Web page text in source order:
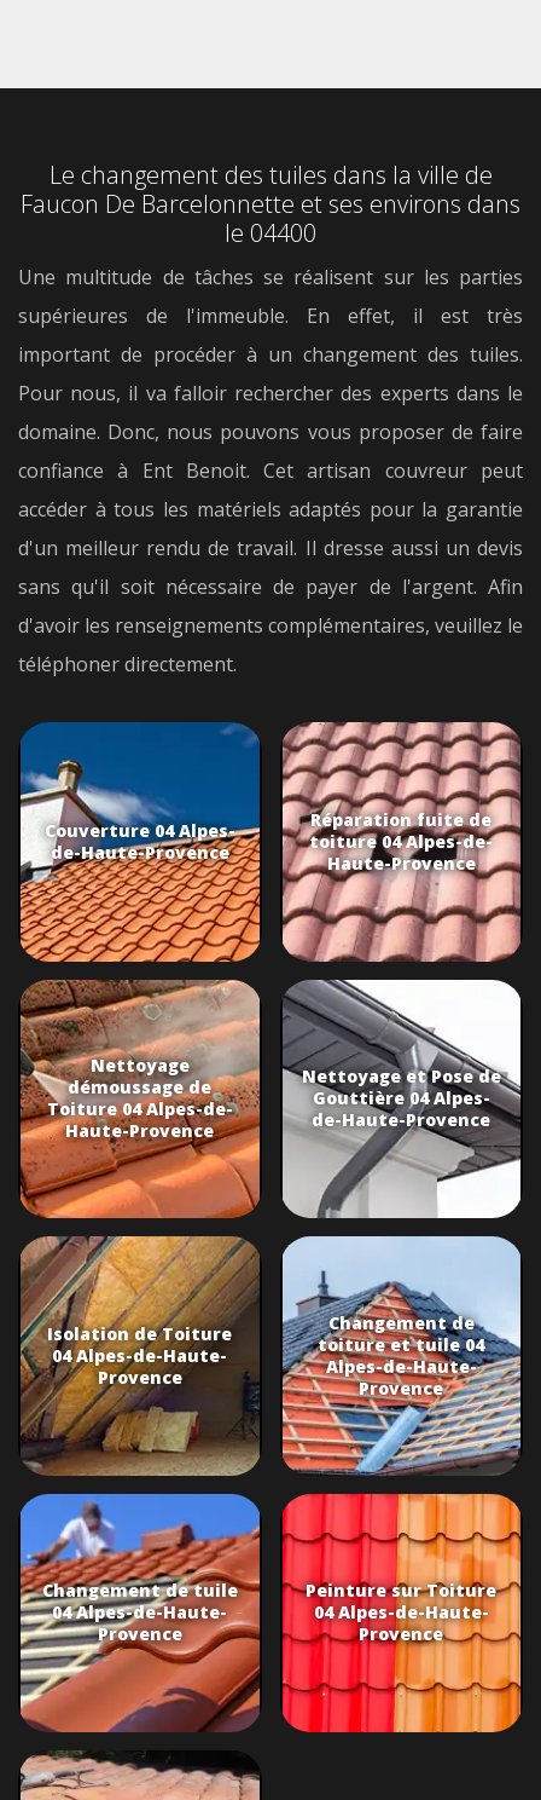
Le changement des tuiles dans la ville de
Faucon De Barcelonnette et ses environs dans
le 04400
Une multitude de tâches se réalisent sur les parties
supérieures de l'immeuble. En effet, il est très
important de procéder à un changement des tuiles.
Pour nous, il va falloir rechercher des experts dans le
domaine. Donc, nous pouvons vous proposer de faire
confiance à Ent Benoit. Cet artisan couvreur peut
accéder à tous les matériels adaptés pour la garantie
d'un meilleur rendu de travail. Il dresse aussi un devis
sans qu'il soit nécessaire de payer de l'argent. Afin
d'avoir les renseignements complémentaires, veuillez le
téléphoner directement.
Couverture 04 Alpes-
de-Haute-Provence
Réparation fuite de
toiture 04 Alpes-de-
Haute-Provence
Nettoyage
démoussage de
Toiture 04 Alpes-de-
Haute-Provence
Nettoyage et Pose de
Gouttière 04 Alpes-
de-Haute-Provence
Isolation de Toiture
04 Alpes-de-Haute-
Provence
Changement de
toiture et tuile 04
Alpes-de-Haute-
Provence
Changement de tuile
04 Alpes-de-Haute-
Provence
Peinture sur Toiture
04 Alpes-de-Haute-
Provence